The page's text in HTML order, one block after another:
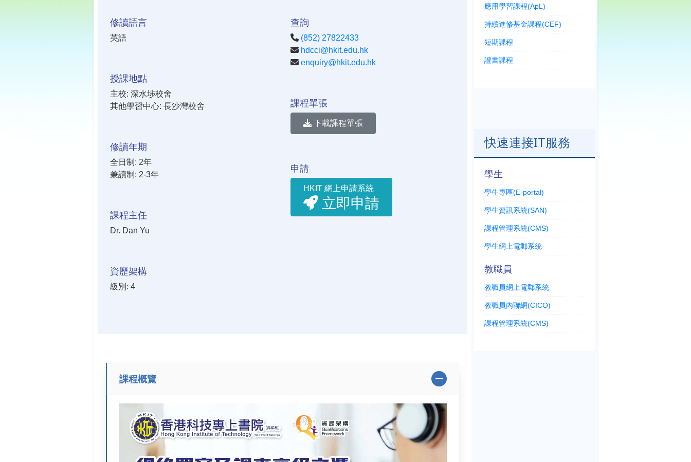
修讀語言
英語
授課地點
主校: 深水埗校舍
其他學習中心: 長沙灣校舍
修讀年期
全日制: 2年
兼讀制: 2-3年
課程主任
Dr. Dan Yu
資歷架構
級別: 4
查詢
(852) 27822433
hdcci@hkit.edu.hk
enquiry@hkit.edu.hk
課程單張
下載課程單張
申請
HKIT 網上申請系統
立即申請
課程概覽
應用學習課程(ApL)
持續進修基金課程(CEF)
短期課程
證書課程
快速連接IT服務
學生
學生專區(E-portal)
學生資訊系統(SAN)
課程管理系統(CMS)
學生網上電郵系統
教職員
教職員網上電郵系統
教職員內聯網(CICO)
課程管理系統(CMS)